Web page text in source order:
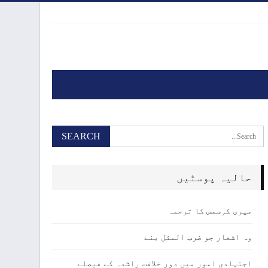
حالیہ پوسٹیں
میری کرسمس کا ترجمہ
وہ اشعار جو ضرب المثل بنے
اجتہادی امور میں دور خلافت راشدہ کے فیصلے